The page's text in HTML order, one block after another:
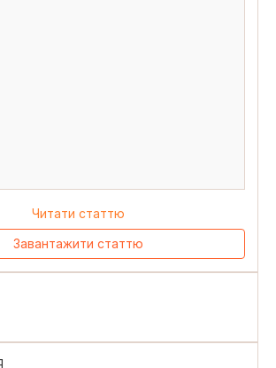
Читати статтю
Завантажити статтю